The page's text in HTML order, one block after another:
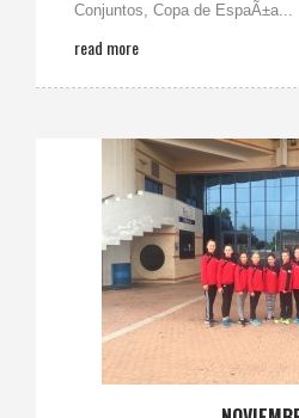
Conjuntos, Copa de EspaÃ±a...
read more